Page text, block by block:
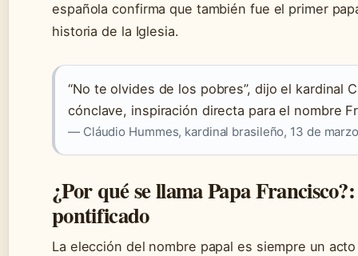
española confirma que también fue el primer
historia de la Iglesia.
“No te olvides de los pobres”, dijo el kardinal
cónclave, inspiración directa para el nombre
— Cláudio Hummes, kardinal brasileño, 13 de
¿Por qué se llama Papa
pontificado
La elección del nombre papal es siempre un